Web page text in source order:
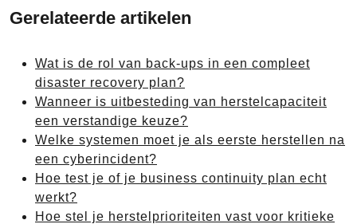
Gerelateerde artikelen
Wat is de rol van back-ups in een compleet
disaster recovery plan?
Wanneer is uitbesteding van herstelcapaciteit
een verstandige keuze?
Welke systemen moet je als eerste herstellen na
een cyberincident?
Hoe test je of je business continuity plan echt
werkt?
Hoe stel je herstelprioriteiten vast voor kritieke